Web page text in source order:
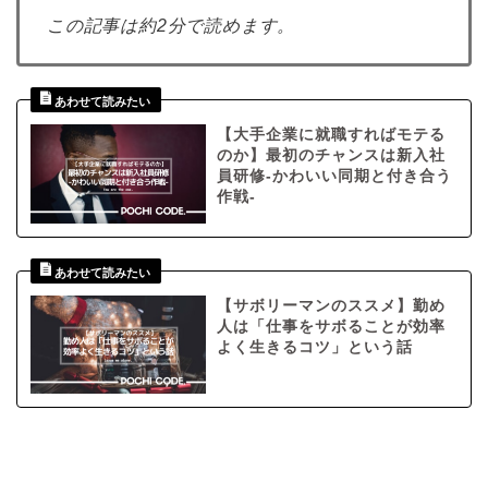
この記事は約2分で読めます。
【大手企業に就職すればモテる
のか】最初のチャンスは新入社
員研修-かわいい同期と付き合う
作戦-
【サボリーマンのススメ】勤め
人は「仕事をサボることが効率
よく生きるコツ」という話